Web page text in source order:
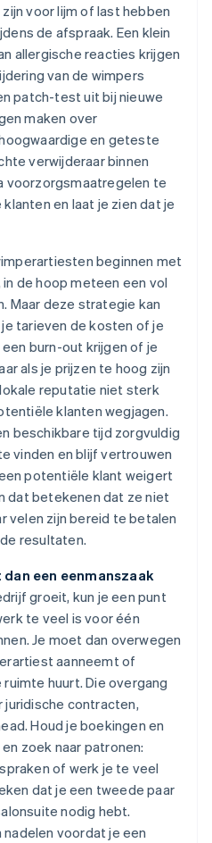
voor lijm of last hebben
de afspraak. Een klein
allergische reacties krijgen
van de wimpers
patch-test uit bij nieuwe
maken over
en geteste
verwijderaar binnen
voorzorgsmaatregelen te
en laat je zien dat je
beginnen met
in de hoop meteen een vol
Maar deze strategie kan
tarieven de kosten of je
burn-out krijgen of je
als je prijzen te hoog zijn
reputatie niet sterk
klanten wegjagen.
beschikbare tijd zorgvuldig
vinden en blijf vertrouwen
potentiële klant weigert
dat betekenen dat ze niet
velen zijn bereid te betalen
resultaten.
een eenmanszaak
groeit, kun je een punt
te veel is voor één
Je moet dan overwegen
aanneemt of
huurt. Die overgang
contracten,
Houd je boekingen en
zoek naar patronen:
of werk je te veel
dat je een tweede paar
nodig hebt.
voordat je een